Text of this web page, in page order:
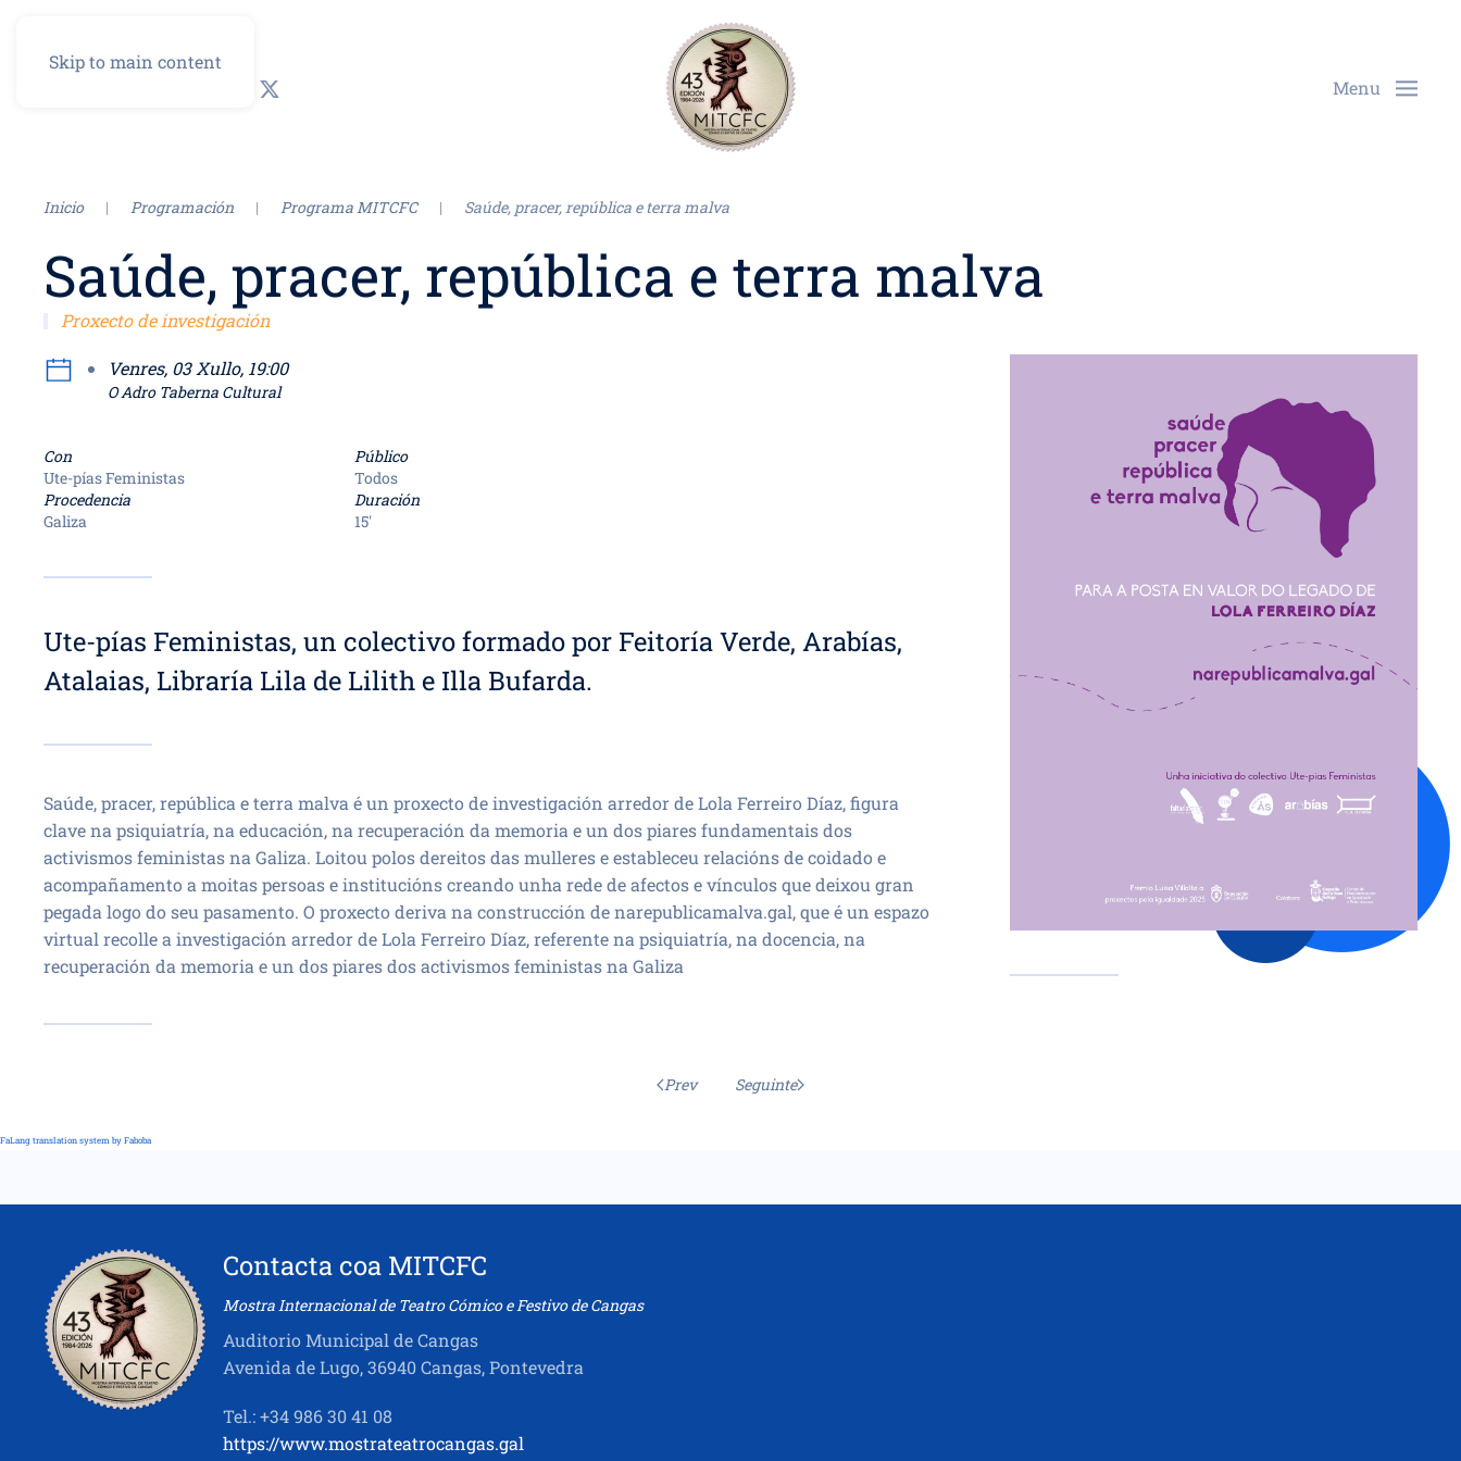
Skip to main content
Menu
Inicio Programación Programa MITCFC Saúde, pracer, república e terra malva
Saúde, pracer, república e terra malva
Proxecto de investigación
Venres, 03 Xullo, 19:00
O Adro Taberna Cultural
Con
Ute-pías Feministas
Procedencia
Galiza
Público
Todos
Duración
15'
Ute-pías Feministas, un colectivo formado por Feitoría Verde, Arabías,
Atalaias, Libraría Lila de Lilith e Illa Bufarda.
Saúde, pracer, república e terra malva é un proxecto de investigación arredor de Lola Ferreiro Díaz, figura
clave na psiquiatría, na educación, na recuperación da memoria e un dos piares fundamentais dos
activismos feministas na Galiza. Loitou polos dereitos das mulleres e estableceu relacións de coidado e
acompañamento a moitas persoas e institucións creando unha rede de afectos e vínculos que deixou gran
pegada logo do seu pasamento. O proxecto deriva na construcción de narepublicamalva.gal, que é un espazo
virtual recolle a investigación arredor de Lola Ferreiro Díaz, referente na psiquiatría, na docencia, na
recuperación da memoria e un dos piares dos activismos feministas na Galiza
Prev Seguinte
FaLang translation system by Faboba
Contacta coa MITCFC
Mostra Internacional de Teatro Cómico e Festivo de Cangas
Auditorio Municipal de Cangas
Avenida de Lugo, 36940 Cangas, Pontevedra
Tel.: +34 986 30 41 08
https://www.mostrateatrocangas.gal